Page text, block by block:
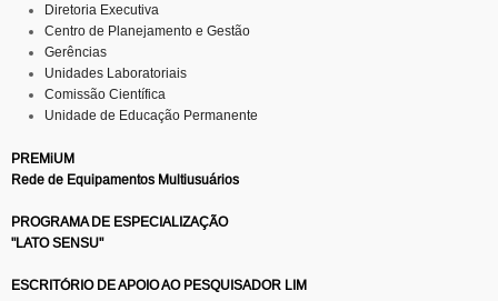
Diretoria Executiva
Centro de Planejamento e Gestão
Gerências
Unidades Laboratoriais
Comissão Científica
Unidade de Educação Permanente
PREMiUM
Rede de Equipamentos Multiusuários
PROGRAMA DE ESPECIALIZAÇÃO
"LATO SENSU"
ESCRITÓRIO DE APOIO AO PESQUISADOR LIM